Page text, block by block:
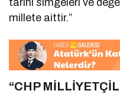
tarihi simgeleri ve
millete aittir.”
“CHP